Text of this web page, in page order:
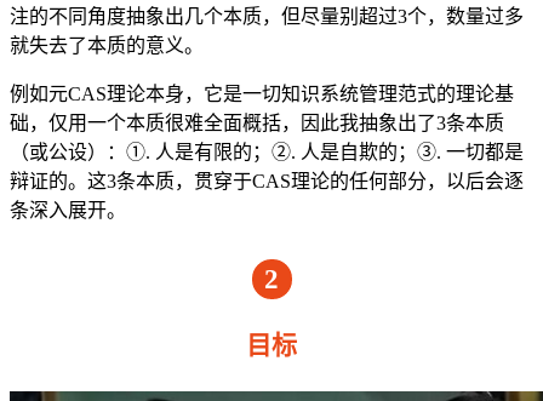
注的不同角度抽象出几个本质，但尽量别超过3个，数量过多
就失去了本质的意义。
例如元CAS理论本身，它是一切知识系统管理范式的理论基
础，仅用一个本质很难全面概括，因此我抽象出了3条本质
（或公设）：①. 人是有限的；②. 人是自欺的；③. 一切都是
辩证的。这3条本质，贯穿于CAS理论的任何部分，以后会逐
条深入展开。
2
目标